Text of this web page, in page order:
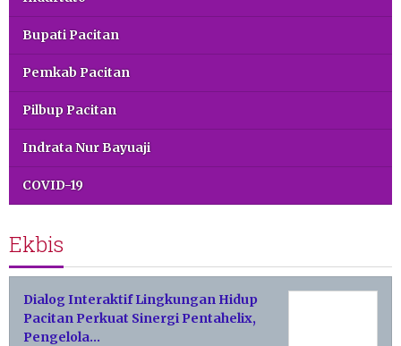
Bupati Pacitan
Pemkab Pacitan
Pilbup Pacitan
Indrata Nur Bayuaji
COVID-19
Ekbis
Dialog Interaktif Lingkungan Hidup
Pacitan Perkuat Sinergi Pentahelix,
Pengelola…